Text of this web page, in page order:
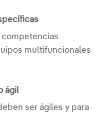
competencias
multifuncionales
ágil
ser ágiles y para